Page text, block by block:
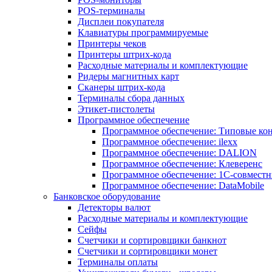
POS-терминалы
Дисплеи покупателя
Клавиатуры программируемые
Принтеры чеков
Принтеры штрих-кода
Расходные материалы и комплектующие
Ридеры магнитных карт
Сканеры штрих-кода
Терминалы сбора данных
Этикет-пистолеты
Программное обеспечение
Программное обеспечение: Типовые
Программное обеспечение: ilexx
Программное обеспечение: DALION
Программное обеспечение: Клеверенс
Программное обеспечение: 1С-
Программное обеспечение: DataMobile
Банковское оборудование
Детекторы валют
Расходные материалы и комплектующие
Сейфы
Счетчики и сортировщики банкнот
Счетчики и сортировщики монет
Терминалы оплаты